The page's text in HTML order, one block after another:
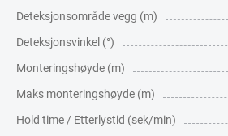
Deteksjonsområde vegg (m)
Deteksjonsvinkel (°)
Monteringshøyde (m)
Maks monteringshøyde (m)
Hold time / Etterlystid (sek/min)